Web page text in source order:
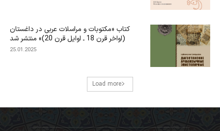
کتاب «مکتوبات و مراسلات عربی در داغستان
(اواخر قرن 18 ـ اوایل قرن 20)» منتشر شد
25.01.2025
Load more